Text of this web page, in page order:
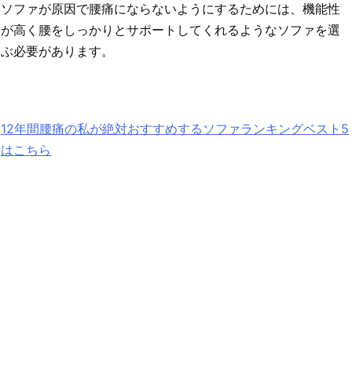
ソファが原因で腰痛にならないようにするためには、機能性
が高く腰をしっかりとサポートしてくれるようなソファを選
ぶ必要があります。
12年間腰痛の私が絶対おすすめするソファランキングベスト5
はこちら